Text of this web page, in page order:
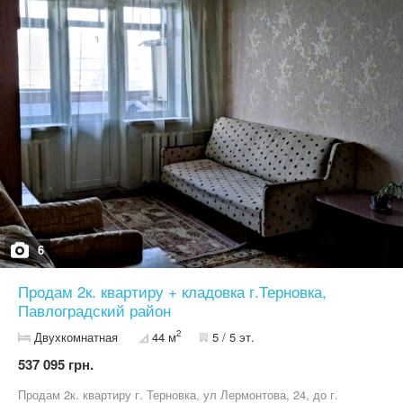
6
Продам 2к. квартиру + кладовка г.Терновка,
Павлоградский район
Двухкомнатная 44 м2 5 / 5 эт.
537 095 грн.
Продам 2к. квартиру г. Терновка, ул Лермонтова, 24, до г.